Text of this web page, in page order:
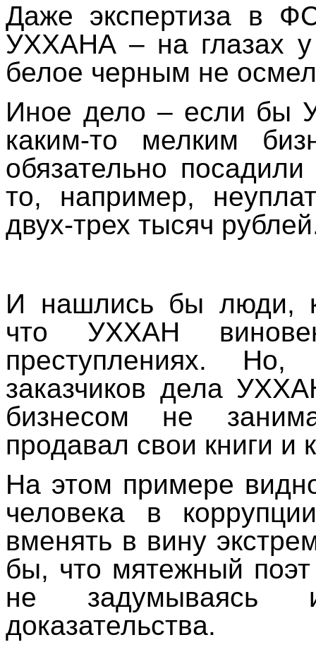
Даже экспертиза в
УХХАНА – на глазах у
белое черным не
Иное дело – если бы
каким-то мелким
обязательно
то, например,
двух-трех тысяч
И нашлись бы люди,
что УХХАН
преступлениях.
заказчиков дела
бизнесом не
продавал свои книги и
На этом примере
человека в
вменять в вину
бы, что мятежный
не
доказательства.